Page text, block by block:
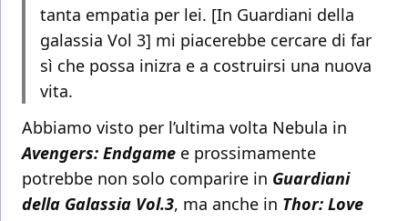
tanta empatia per lei. [In Guardiani della
galassia Vol 3] mi piacerebbe cercare di far
sì che possa inizra e a costruirsi una nuova
vita.
Abbiamo visto per l’ultima volta Nebula in
Avengers: Endgame e prossimamente
potrebbe non solo comparire in Guardiani
della Galassia Vol.3, ma anche in Thor: Love